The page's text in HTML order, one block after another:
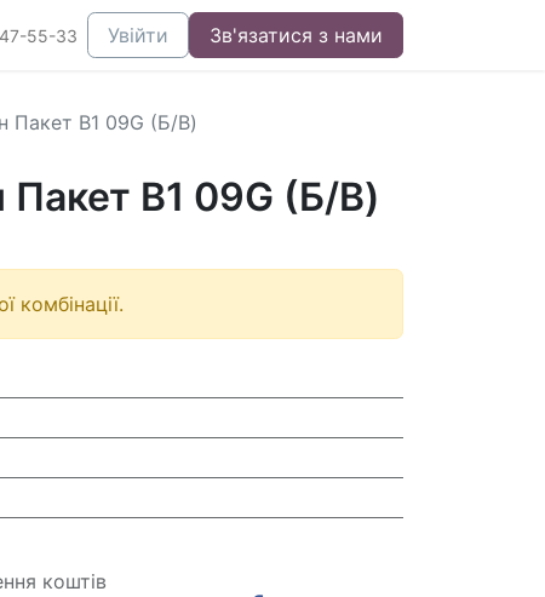
55-33 Увійти Зв'язатися з нами
Пакет B1 09G (Б/В)
B1 09G (Б/В)
комбінації.
коштів